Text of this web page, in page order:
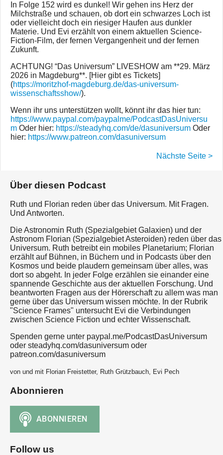
In Folge 152 wird es dunkel! Wir gehen ins Herz der
Milchstraße und schauen, ob dort ein schwarzes Loch ist
oder vielleicht doch ein riesiger Haufen aus dunkler
Materie. Und Evi erzählt von einem aktuellen Science-
Fiction-Film, der fernen Vergangenheit und der fernen
Zukunft.
ACHTUNG! “Das Universum” LIVESHOW am **29. März
2026 in Magdeburg**. [Hier gibt es Tickets]
(https://moritzhof-magdeburg.de/das-universum-
wissenschaftsshow/).
Wenn ihr uns unterstützen wollt, könnt ihr das hier tun:
https://www.paypal.com/paypalme/PodcastDasUniversu
m Oder hier: https://steadyhq.com/de/dasuniversum Oder
hier: https://www.patreon.com/dasuniversum
Nächste Seite >
Über diesen Podcast
Ruth und Florian reden über das Universum. Mit Fragen.
Und Antworten.
Die Astronomin Ruth (Spezialgebiet Galaxien) und der
Astronom Florian (Spezialgebiet Asteroiden) reden über das
Universum. Ruth betreibt ein mobiles Planetarium; Florian
erzählt auf Bühnen, in Büchern und in Podcasts über den
Kosmos und beide plaudern gemeinsam über alles, was
dort so abgeht. In jeder Folge erzählen sie einander eine
spannende Geschichte aus der aktuellen Forschung. Und
beantworten Fragen aus der Hörerschaft zu allem was man
gerne über das Universum wissen möchte. In der Rubrik
"Science Frames" untersucht Evi die Verbindungen
zwischen Science Fiction und echter Wissenschaft.
Spenden gerne unter paypal.me/PodcastDasUniversum
oder steadyhq.com/dasuniversum oder
patreon.com/dasuniversum
von und mit Florian Freistetter, Ruth Grützbauch, Evi Pech
Abonnieren
Follow us